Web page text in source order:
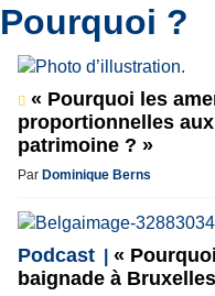
Pourquoi ?
« Pourquoi les
proportionnelles
patrimoine ? »
Par Dominique Berns
Podcast
«
baignade à